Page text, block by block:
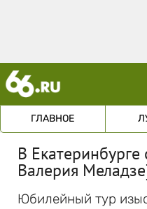
ГЛАВНОЕ
В Екатеринбурге
Валерия
Юбилейный тур